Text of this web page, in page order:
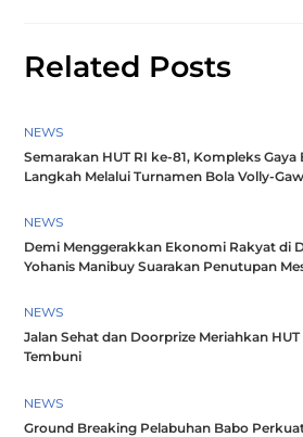
Related Posts
NEWS
Semarakan HUT RI ke-81, Kompleks
Langkah Melalui Turnamen Bola Volly-
NEWS
Demi Menggerakkan Ekonomi Rakyat di
Yohanis Manibuy Suarakan Penutupan
NEWS
Jalan Sehat dan Doorprize Meriahkan
Tembuni
NEWS
Ground Breaking Pelabuhan Babo